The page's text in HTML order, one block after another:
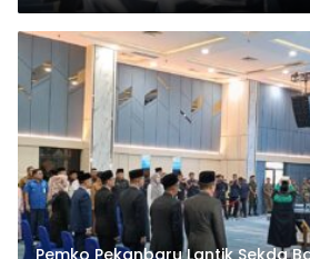
Pemko Pekanbaru Lantik Sekda